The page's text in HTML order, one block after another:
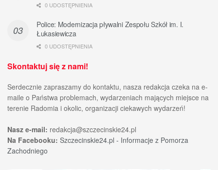
0 UDOSTĘPNIENIA
Police: Modernizacja pływalni Zespołu Szkół im. I.
Łukasiewicza
0 UDOSTĘPNIENIA
Skontaktuj się z nami!
Serdecznie zapraszamy do kontaktu, nasza redakcja czeka na e-
maile o Państwa problemach, wydarzeniach mających miejsce na
terenie Radomia i okolic, organizacji ciekawych wydarzeń!
Nasz e-mail: redakcja@szczecinskie24.pl
Na Facebooku: Szczecinskie24.pl - Informacje z Pomorza
Zachodniego